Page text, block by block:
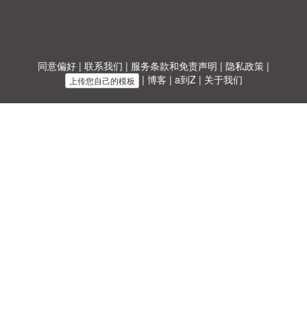
同意偏好 | 联系我们 | 服务条款和免责声明 | 隐私政策 |
上传您自己的模板 | 博客 | a到Z| 关于我们